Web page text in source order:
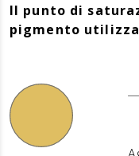
Il punto di
pigmento